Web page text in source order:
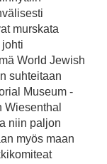
murskata
World Jewish
suhteitaan
Museum -
niin paljon
myös maan